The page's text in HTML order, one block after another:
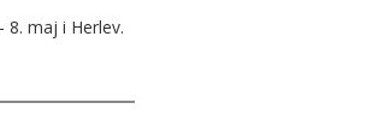
8. maj i Herlev.